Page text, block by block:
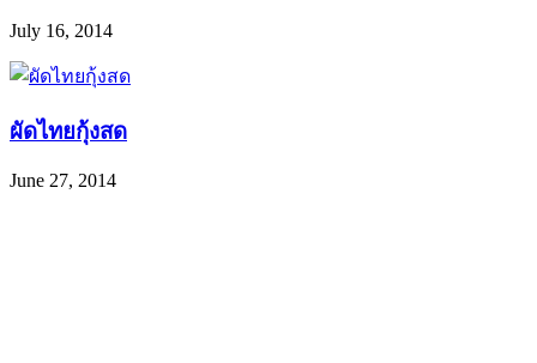
July 16, 2014
ผัดไทยกุ้งสด
June 27, 2014